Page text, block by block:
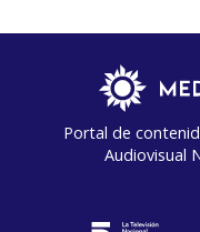
Portal de
Audiovisual